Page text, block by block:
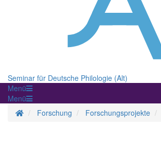
Seminar für Deutsche Philologie (Alt)
Menü
Menü
Homepage
Forschung Forschungsprojekte